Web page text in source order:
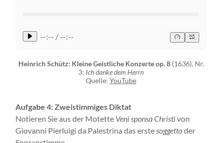
--:-- / --:--
Heinrich Schütz: Kleine Geistliche Konzerte op. 8(1636), Nr.
3: Ich danke dem Herrn
Quelle: YouTube
Aufgabe 4: Zweistimmiges Diktat
Notieren Sie aus der Motette Veni sponsa Christivon
Giovanni Pierluigi da Palestrina das erste soggettoder